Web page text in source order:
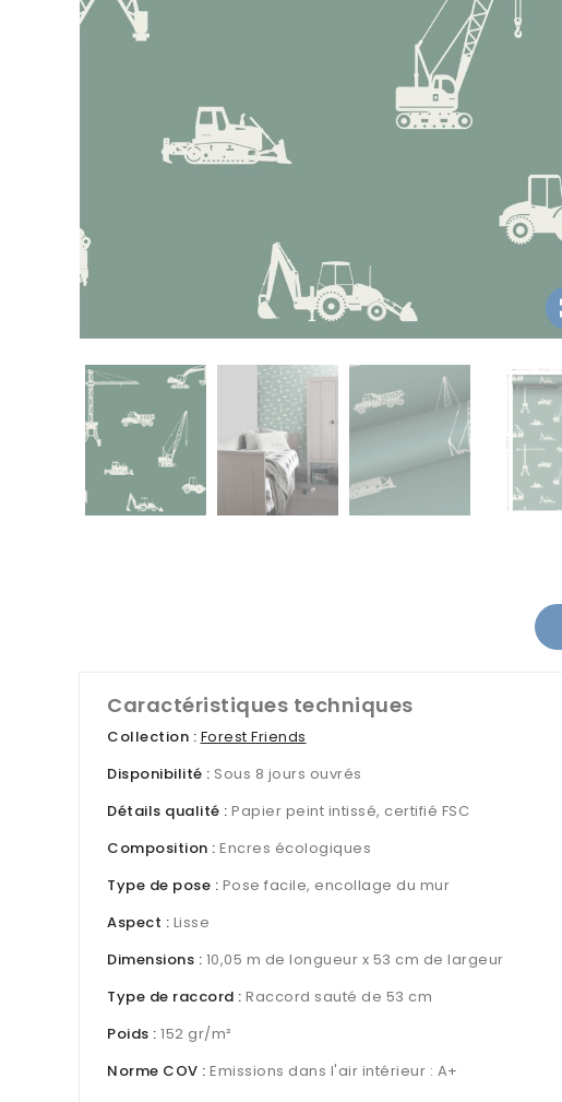
Caractéristiques techniques
Collection : Forest Friends
Disponibilité : Sous 8 jours ouvrés
Détails qualité : Papier peint intissé, certifié FSC
Composition : Encres écologiques
Type de pose : Pose facile, encollage du mur
Aspect : Lisse
Dimensions : 10,05 m de longueur x 53 cm de largeur
Type de raccord : Raccord sauté de 53 cm
Poids : 152 gr/m²
Norme COV : Emissions dans l'air intérieur : A+